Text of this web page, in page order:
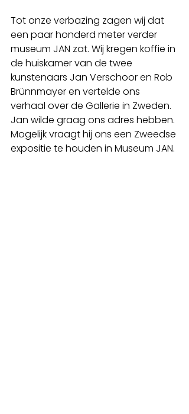
Tot onze verbazing zagen wij dat
een paar honderd meter verder
museum JAN zat. Wij kregen koffie in
de huiskamer van de twee
kunstenaars Jan Verschoor en Rob
Brünnmayer en vertelde ons
verhaal over de Gallerie in Zweden.
Jan wilde graag ons adres hebben.
Mogelijk vraagt hij ons een Zweedse
expositie te houden in Museum JAN.